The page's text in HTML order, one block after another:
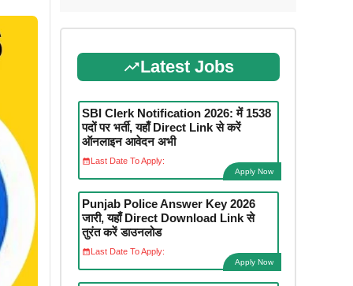
Latest Jobs
SBI Clerk Notification 2026: में 1538
पदों पर भर्ती, यहाँ Direct Link से करें
ऑनलाइन आवेदन अभी
Last Date To Apply:
Apply Now
Punjab Police Answer Key 2026
जारी, यहाँ Direct Download Link से
तुरंत करें डाउनलोड
Last Date To Apply:
Apply Now